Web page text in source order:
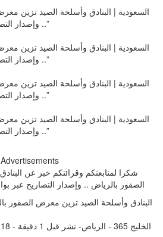
Advertisements
شكرا لمتابعتكم وقرائتكم خبر عن
الصقور بالرياض .. وإصدار التصاريح عبر
الخليج 365 - الرياض- نشر قبل 1 دقيقة - 2:18 صباحًا, 5 ديسمبر 2018 م